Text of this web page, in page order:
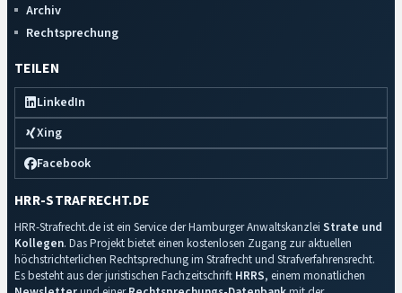
Archiv
Rechtsprechung
TEILEN
LinkedIn
Xing
Facebook
HRR-STRAFRECHT.DE
HRR-Strafrecht.de ist ein Service der Hamburger Anwaltskanzlei Strate und
Kollegen. Das Projekt bietet einen kostenlosen Zugang zur aktuellen
höchstrichterlichen Rechtsprechung im Strafrecht und Strafverfahrensrecht.
Es besteht aus der juristischen Fachzeitschrift HRRS, einem monatlichen